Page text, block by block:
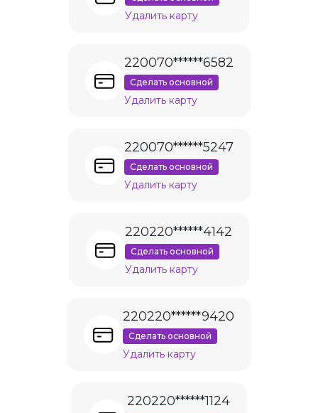
Удалить карту
220070******6582
Сделать основной
Удалить карту
220070******5247
Сделать основной
Удалить карту
220220******4142
Сделать основной
Удалить карту
220220******9420
Сделать основной
Удалить карту
220220******1124